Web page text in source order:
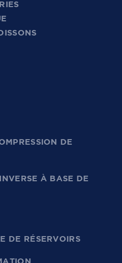
DE
À BASE DE
DE RÉSERVOIRS